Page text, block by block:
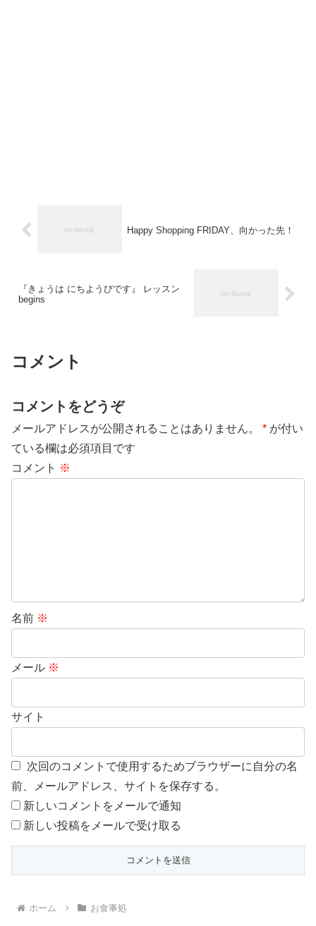
Happy Shopping FRIDAY、向かった先！
『きょうは にちようびです』 レッスン
begins
コメント
コメントをどうぞ
メールアドレスが公開されることはありません。 * が付い
ている欄は必須項目です
コメント ※
名前 ※
メール ※
サイト
次回のコメントで使用するためブラウザーに自分の名
前、メールアドレス、サイトを保存する。
新しいコメントをメールで通知
新しい投稿をメールで受け取る
ホーム お食事処